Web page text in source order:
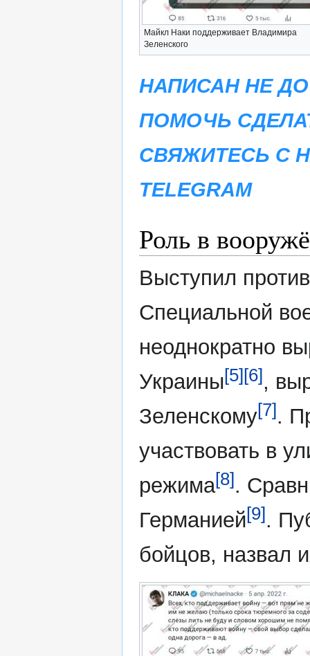
Майкл Наки поддерживает Владимира
Зеленского
НАПИСАН НЕ
ПОМОЧЬ
СВЯЖИТЕСЬ С
TELEGRAM
Роль в
Выступил
Специальной
неоднократно
Украины[5][6],
Зеленскому[7].
участвовать в
режима[8].
Германией[9].
бойцов, назвал